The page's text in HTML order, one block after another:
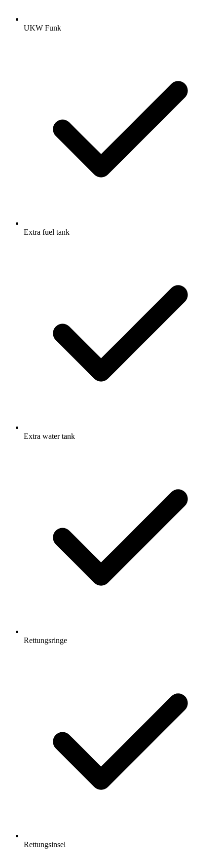
UKW Funk
Extra fuel tank
Extra water tank
Rettungsringe
Rettungsinsel